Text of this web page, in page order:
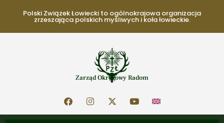
Polski Związek Łowiecki to ogólnokrajowa organizacja
zrzeszająca polskich myśliwych i koła łowieckie.
Zarząd Okręgowy Radom